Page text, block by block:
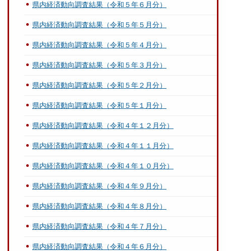
県内経済動向調査結果（令和５年６月分）
県内経済動向調査結果（令和５年５月分）
県内経済動向調査結果（令和５年４月分）
県内経済動向調査結果（令和５年３月分）
県内経済動向調査結果（令和５年２月分）
県内経済動向調査結果（令和５年１月分）
県内経済動向調査結果（令和４年１２月分）
県内経済動向調査結果（令和４年１１月分）
県内経済動向調査結果（令和４年１０月分）
県内経済動向調査結果（令和４年９月分）
県内経済動向調査結果（令和４年８月分）
県内経済動向調査結果（令和４年７月分）
県内経済動向調査結果（令和４年６月分）